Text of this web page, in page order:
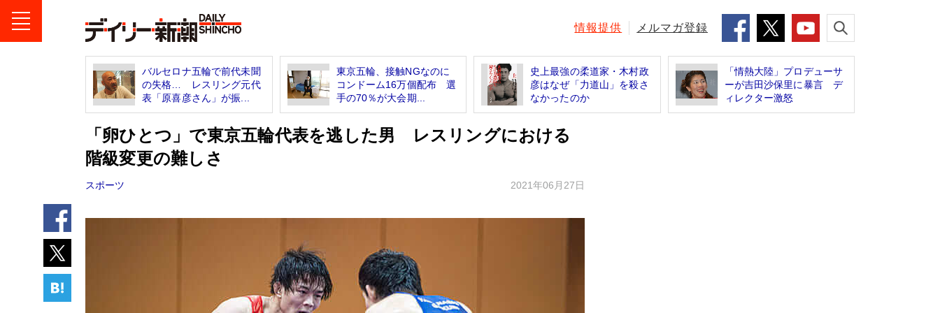
情報提供 メルマガ登録
バルセロナ五輪で前代未聞
の失格… レスリング元代
表「原喜彦さん」が振...
東京五輪、接触NGなのに
コンドーム16万個配布 選
手の70％が大会期...
史上最強の柔道家・木村政
彦はなぜ「力道山」を殺さ
なかったのか
「情熱大陸」プロデューサ
ーが吉田沙保里に暴言 デ
ィレクター激怒
「卵ひとつ」で東京五輪代表を逃した男 レスリングにおける
階級変更の難しさ
スポーツ 2021年06月27日